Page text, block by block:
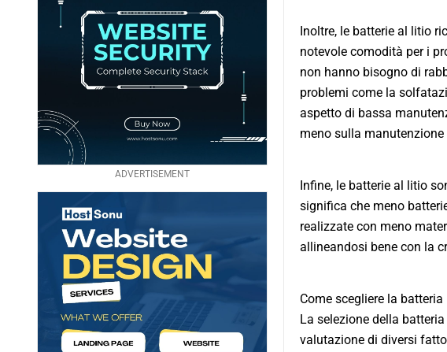
ADVERTISEMENT
Inoltre, le batterie al litio
notevole comodità per i
non hanno bisogno di
problemi come la
aspetto di bassa
meno sulla
Infine, le batterie al litio
significa che meno
realizzate con meno
allineandosi bene con la
Come scegliere la
La selezione della
valutazione di diversi